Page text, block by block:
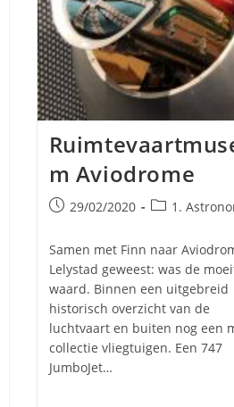
m Aviodrome
Bericht
op:
29/02/2020 1.
Samen met Finn naar
Lelystad geweest: was de
waard. Binnen een uitgebreid
historisch overzicht van de
luchtvaart en buiten nog een
collectie vliegtuigen. Een 747
JumboJet…